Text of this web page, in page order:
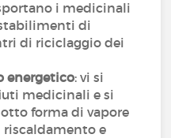
i medicinali
di
di riciclaggio dei
energetico: vi si
medicinali e si
forma di vapore
e